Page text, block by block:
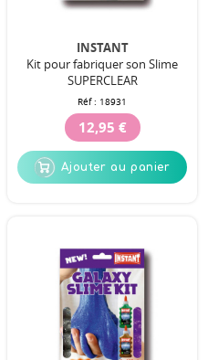
INSTANT
Kit pour fabriquer son Slime
SUPERCLEAR
Réf : 18931
12,95 €
Ajouter au panier